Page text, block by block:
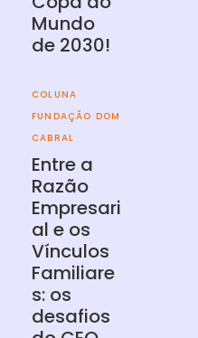
Mundo
de 2030!
Entre a
Razão
Empresari
al e os
Vínculos
Familiare
s: os
desafios
COLUNA
FUNDAÇÃO DOM
CABRAL